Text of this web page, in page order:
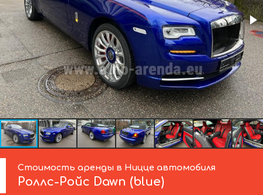
Стоимость аренды в Ницце автомобиля
Роллс-Ройс Dawn (blue)